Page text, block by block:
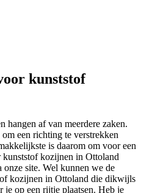
kunststof
af van meerdere zaken.
een richting te verstrekken
is daarom om voor een
kozijnen in Ottoland
onze site. Wel kunnen we de
kozijnen in Ottoland die dikwijls
op een rijtje plaatsen. Heb je